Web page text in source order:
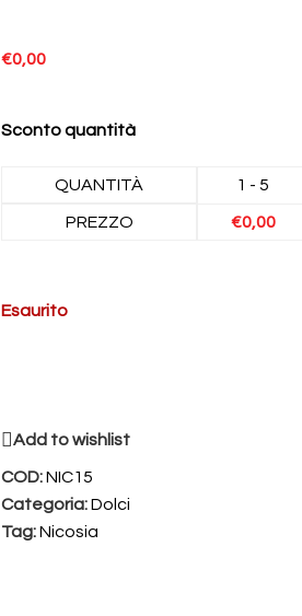
€0,00
Sconto quantità
QUANTITÀ 1 - 5
PREZZO €0,00
Esaurito
Add to wishlist
COD:NIC15
Categoria:Dolci
Tag:Nicosia